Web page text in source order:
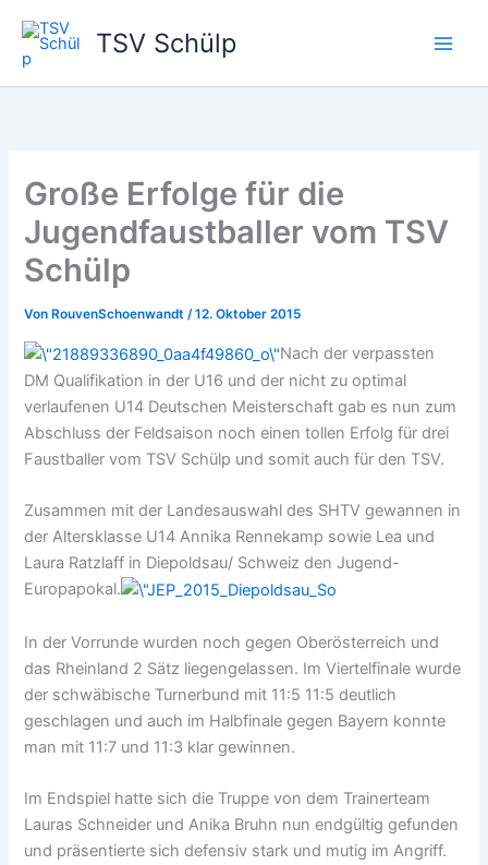
Inhalt
springen
TSV Schülp
Große Erfolge für die
Jugendfaustballer vom TSV
Schülp
Von RouvenSchoenwandt/12. Oktober 2015
Nach der verpassten
DM Qualifikation in der U16 und der nicht zu optimal
verlaufenen U14 Deutschen Meisterschaft gab es nun zum
Abschluss der Feldsaison noch einen tollen Erfolg für drei
Faustballer vom TSV Schülp und somit auch für den TSV.
Zusammen mit der Landesauswahl des SHTV gewannen in
der Altersklasse U14 Annika Rennekamp sowie Lea und
Laura Ratzlaff in Diepoldsau/ Schweiz den Jugend-
Europapokal.
In der Vorrunde wurden noch gegen Oberösterreich und
das Rheinland 2 Sätz liegengelassen. Im Viertelfinale wurde
der schwäbische Turnerbund mit 11:5 11:5 deutlich
geschlagen und auch im Halbfinale gegen Bayern konnte
man mit 11:7 und 11:3 klar gewinnen.
Im Endspiel hatte sich die Truppe von dem Trainerteam
Lauras Schneider und Anika Bruhn nun endgültig gefunden
und präsentierte sich defensiv stark und mutig im Angriff.